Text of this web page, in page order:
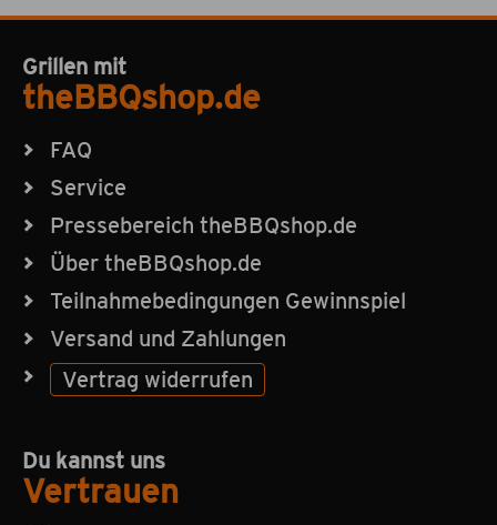
Grillen mit
theBBQshop.de
FAQ
Service
Pressebereich theBBQshop.de
Über theBBQshop.de
Teilnahmebedingungen Gewinnspiel
Versand und Zahlungen
Vertrag widerrufen
Du kannst uns
Vertrauen